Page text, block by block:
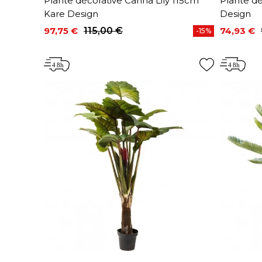
Kare Design
Prix
97,75 €
Prix de base
115,00 € -15%
Design
Prix
74,93 €
Prix de